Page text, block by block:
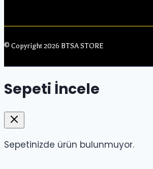
© Copyright 2026 BTSA STORE
Sepeti İncele
Sepetinizde ürün bulunmuyor.